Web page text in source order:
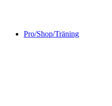
Pro/Shop/Träning